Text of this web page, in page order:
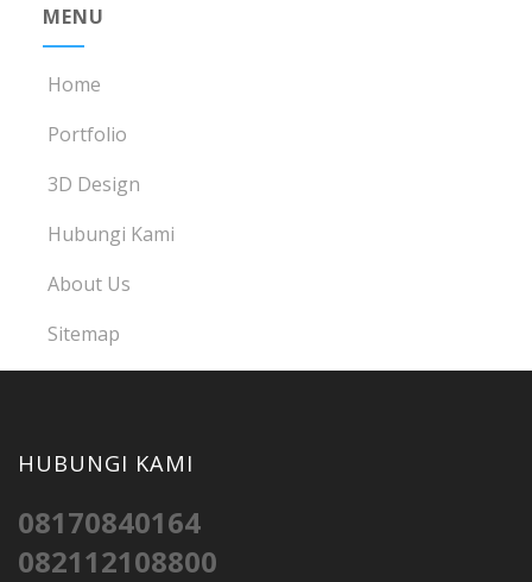
MENU
Home
Portfolio
3D Design
Hubungi Kami
About Us
Sitemap
HUBUNGI KAMI
08170840164
082112108800